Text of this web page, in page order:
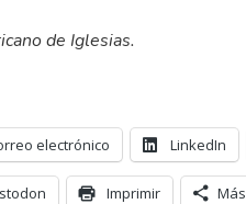
de Iglesias.
electrónico LinkedIn
Imprimir Más